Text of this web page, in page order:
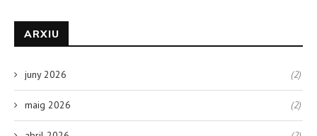
ARXIU
juny 2026 (2)
maig 2026 (2)